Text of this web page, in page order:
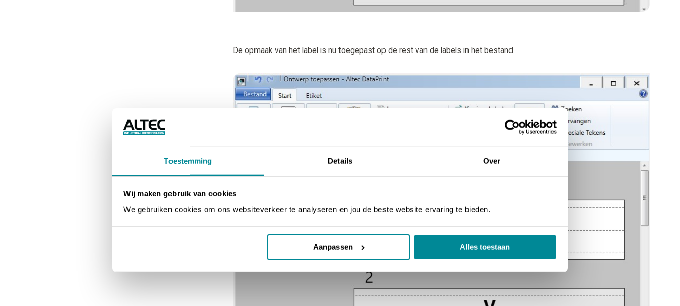
Toestemming Details Over
Wij maken gebruik van cookies
We gebruiken cookies om ons websiteverkeer te analyseren en jou de beste website ervaring te bieden.
Aanpassen Alles toestaan
De opmaak van het label is nu toegepast op de rest van de labels in het bestand.